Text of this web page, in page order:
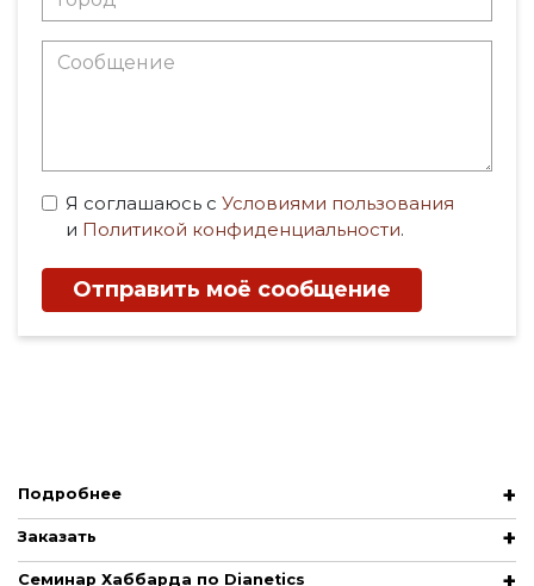
Я соглашаюсь с Условиями пользования
и Политикой конфиденциальности.
Отправить моё сообщение
Подробнее
Заказать
Семинар Хаббарда по Dianetics